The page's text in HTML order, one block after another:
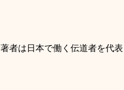
著者は日本で働く伝道者を代